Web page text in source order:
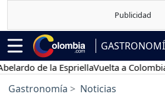
de la EspriellaVuelta a Colombia
Gastronomía Noticias